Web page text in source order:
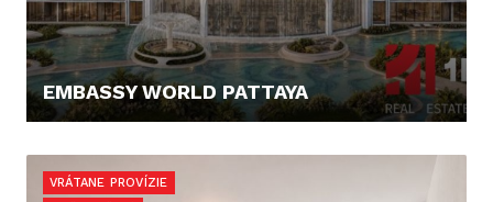
EMBASSY WORLD PATTAYA
VRÁTANE PROVÍZIE